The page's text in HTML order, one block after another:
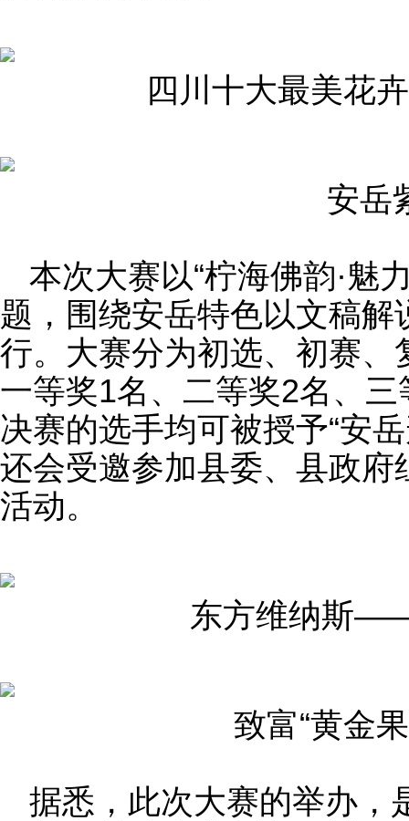
四川十大最美花
安岳
本次大赛以“柠海佛韵·
题，围绕安岳特色以文稿
行。大赛分为初选、初赛
一等奖1名、二等奖2名、
决赛的选手均可被授予“安
还会受邀参加县委、县政
活动。
东方维纳斯
致富“黄金
据悉，此次大赛的举办，